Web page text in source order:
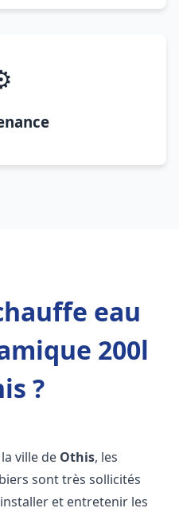
eau
200l
?
ville de Othis, les
sont très sollicités
et entretenir les